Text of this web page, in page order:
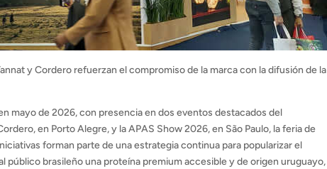
y Cordero refuerzan el compromiso de la marca con la difusión de la
mayo de 2026, con presencia en dos eventos destacados del
en Porto Alegre, y la APAS Show 2026, en São Paulo, la feria de
forman parte de una estrategia continua para popularizar el
público brasileño una proteína premium accesible y de origen uruguayo,